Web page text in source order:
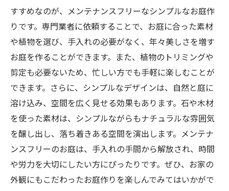
すすめなのが、メンテナンスフリーなシンプルなお庭作
りです。専門業者に依頼することで、お庭に合った素材
や植物を選び、手入れの必要がなく、年々美しさを増す
お庭を作ることができます。また、植物のトリミングや
剪定も必要ないため、忙しい方でも手軽に楽しむことが
できます。さらに、シンプルなデザインは、自然と庭に
溶け込み、空間を広く見せる効果もあります。石や木材
を使った素材は、シンプルながらもナチュラルな雰囲気
を醸し出し、落ち着きある空間を演出します。メンテナ
ンスフリーのお庭は、手入れの手間から解放され、時間
や労力を大切にしたい方にぴったりです。ぜひ、お家の
外観にもこだわったお庭作りを楽しんでみてはいかがで